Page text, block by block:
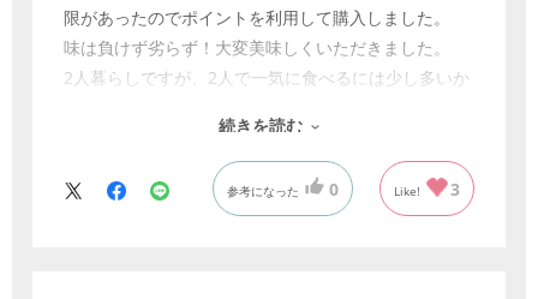
限があったのでポイントを利用して購入しました。
味は負けず劣らず！大変美味しくいただきました。
2人暮らしですが、2人で一気に食べるには少し多いか
私は甘いものがあまり得意ではないのですが、最後ま
で飽きることなく食べきることができました。チーズ
続きを読む
参考になった 0 Like! 3